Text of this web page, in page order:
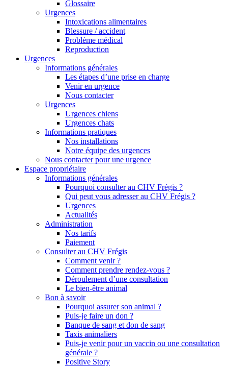
Glossaire
Urgences
Intoxications alimentaires
Blessure / accident
Problème médical
Reproduction
Urgences
Informations générales
Les étapes d’une prise en charge
Venir en urgence
Nous contacter
Urgences
Urgences chiens
Urgences chats
Informations pratiques
Nos installations
Notre équipe des urgences
Nous contacter pour une urgence
Espace propriétaire
Informations générales
Pourquoi consulter au CHV Frégis ?
Qui peut vous adresser au CHV Frégis ?
Urgences
Actualités
Administration
Nos tarifs
Paiement
Consulter au CHV Frégis
Comment venir ?
Comment prendre rendez-vous ?
Déroulement d’une consultation
Le bien-être animal
Bon à savoir
Pourquoi assurer son animal ?
Puis-je faire un don ?
Banque de sang et don de sang
Taxis animaliers
Puis-je venir pour un vaccin ou une consultation
générale ?
Positive Story